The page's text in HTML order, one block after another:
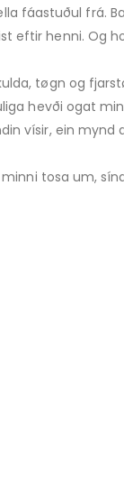
fáastuðul frá.
eftir henni. Og
tøgn og
hevði ogat
vísir, ein mynd
tosa um,